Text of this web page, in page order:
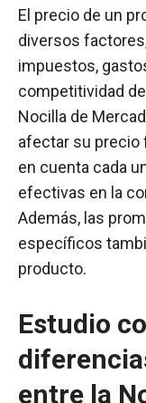
El precio de un
diversos
impuestos,
competitividad
Nocilla de
afectar su precio
en cuenta cada
efectivas en la
Además, las
específicos
producto.
Estudio
entre la